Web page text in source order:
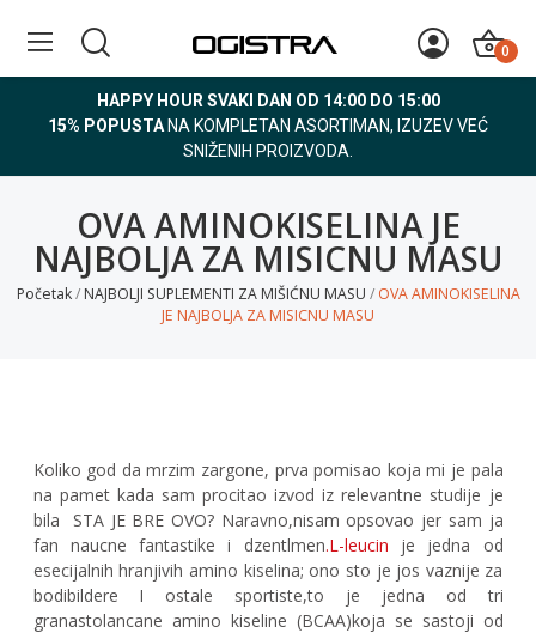
0
HAPPY HOUR SVAKI DAN OD 14:00 DO 15:00
15% POPUSTA NA KOMPLETAN ASORTIMAN, IZUZEV VEĆ
SNIŽENIH PROIZVODA.
OVA AMINOKISELINA JE
NAJBOLJA ZA MISICNU MASU
Početak NAJBOLJI SUPLEMENTI ZA MIŠIĆNU MASU
OVA AMINOKISELINA
JE NAJBOLJA ZA MISICNU MASU
Koliko god da mrzim zargone, prva pomisao koja mi je pala
na pamet kada sam procitao izvod iz relevantne studije je
bila STA JE BRE OVO? Naravno,nisam opsovao jer sam ja
fan naucne fantastike i dzentlmen.L-leucin
je jedna od
esecijalnih hranjivih amino kiselina; ono sto je jos vaznije za
bodibildere I ostale sportiste,to je jedna od tri
granastolancane amino kiseline (BCAA)koja se sastoji od